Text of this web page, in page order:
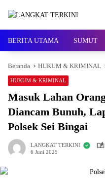
BERITA UTAMA SUMUT
Beranda HUKUM & KRIMINAL
HUKUM & KRIMINAL
Masuk Lahan
Diancam Bunuh,
Polsek Sei Bingai
LANGKAT TERKINI
6 Juni 2025